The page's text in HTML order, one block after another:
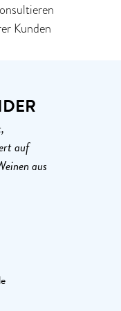
Kunden
auf
aus